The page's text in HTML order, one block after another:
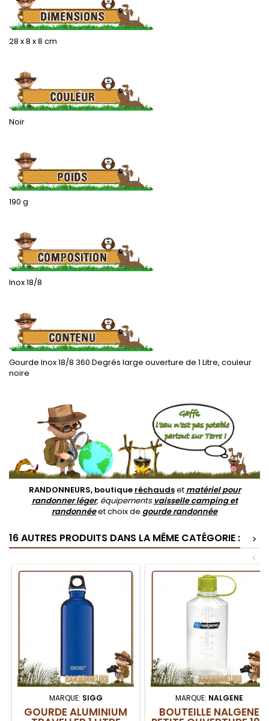
28 x 8 x 8 cm
.
Noir
.
190 g
.
Inox 18/8
.
Gourde Inox 18/8 360 Degrés large ouverture de 1 Litre, couleur
noire
.
RANDONNEURS, boutique réchaudset matériel pour
randonner léger, équipements vaisselle camping et
randonnéeet choix de gourde randonnée
16 AUTRES PRODUITS DANS LA MÊME CATÉGORIE :
>
<
MARQUE: SIGG
GOURDE ALUMINIUM
MARQUE: NALGENE
BOUTEILLE NALGENE